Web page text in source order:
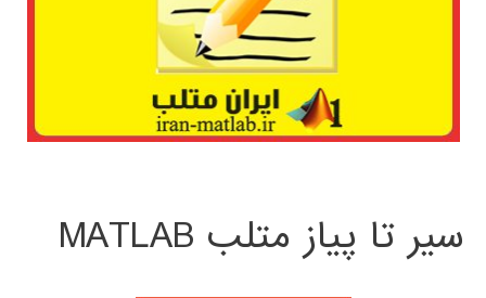
سیر تا پیاز متلب MATLAB